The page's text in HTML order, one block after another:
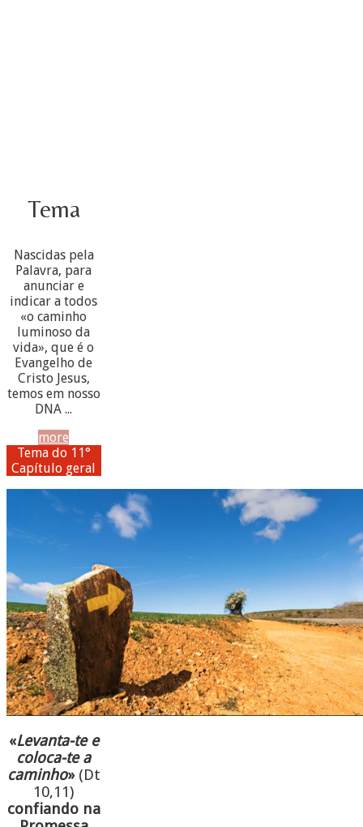
Tema
Nascidas pela
Palavra, para
anunciar e
indicar a todos
«o caminho
luminoso da
vida», que é o
Evangelho de
Cristo Jesus,
temos em nosso
DNA ...
more
Tema do 11°
Capítulo geral
«Levanta-te e
coloca-te a
caminho»(Dt
10,11)
confiando na